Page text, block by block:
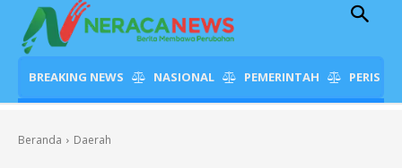
BREAKING NEWS NASIONAL PEMERINTAH
Beranda Daerah